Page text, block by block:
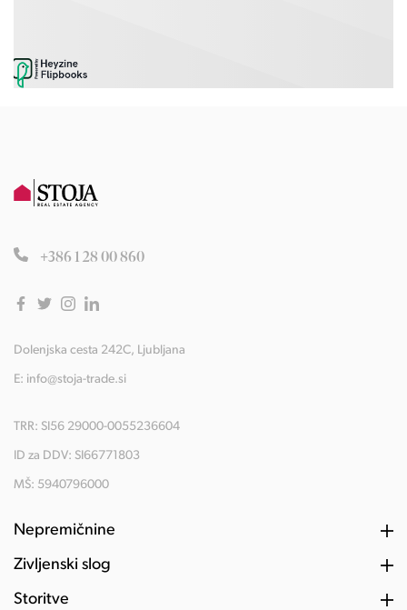
+386 1 28 00 860
Dolenjska cesta 242C, Ljubljana
E: info@stoja-trade.si
TRR: SI56 29000-0055236604
ID za DDV: SI66771803
MŠ: 5940796000
Nepremičnine
Življenski slog
Storitve